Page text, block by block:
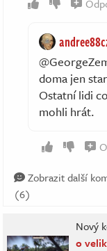
doma jen
Ostatní lidi
mohli hrát.
Zobrazit další
(6)
Nový
o